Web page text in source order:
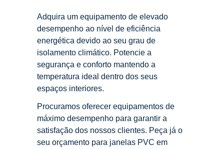
Adquira um equipamento de elevado
desempenho ao nível de eficiência
energética devido ao seu grau de
isolamento climático. Potencie a
segurança e conforto mantendo a
temperatura ideal dentro dos seus
espaços interiores.
Procuramos oferecer equipamentos de
máximo desempenho para garantir a
satisfação dos nossos clientes. Peça já o
seu orçamento para janelas PVC em